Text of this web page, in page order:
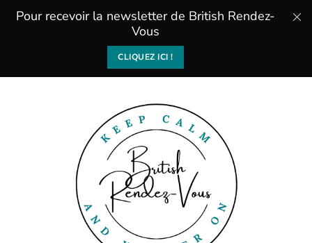
Pour recevoir la newsletter de British Rendez-
Vous
CLIQUEZ ICI !